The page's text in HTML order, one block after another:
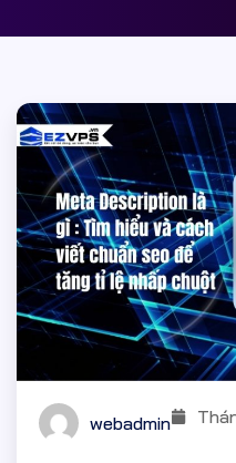
webadmin